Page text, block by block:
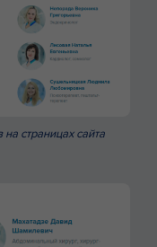
страницах сайта